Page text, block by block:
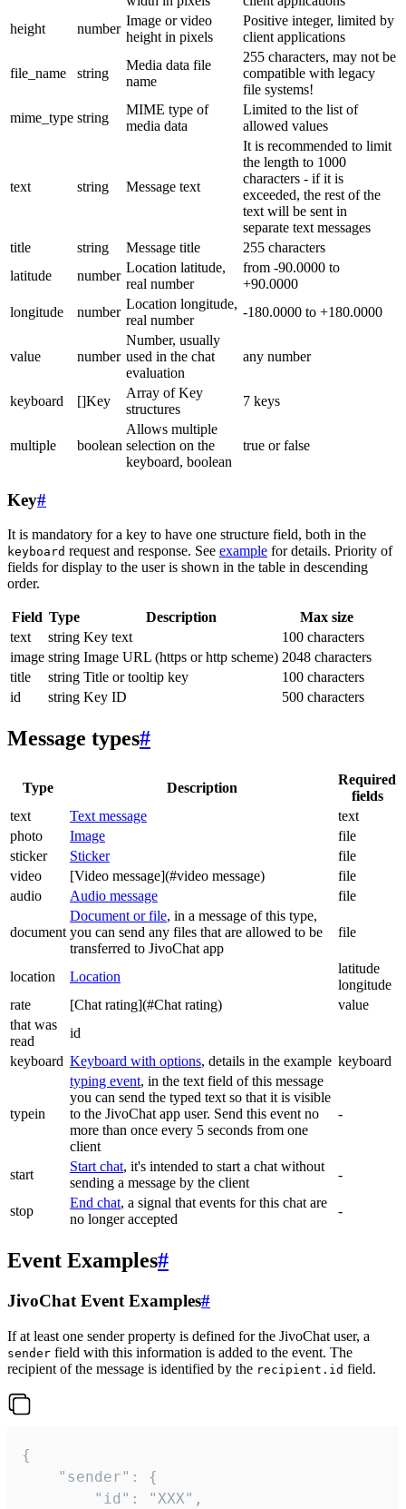
height
number
Image or video
height in pixels
Positive integer, limited by
client applications
file_name string
Media data file
name
255 characters, may not be
compatible with legacy
file systems!
mime_type string
MIME type of
media data
Limited to the list of
allowed values
text string Message text
It is recommended to limit
the length to 1000
characters - if it is
exceeded, the rest of the
text will be sent in
separate text messages
title
string Message title
255 characters
latitude
number
Location latitude,
real number
from -90.0000 to
+90.0000
longitude
number
Location longitude,
real number
-180.0000 to +180.0000
value number
Number, usually
used in the chat
evaluation
any number
keyboard []Key
Array of Key
structures
7 keys
multiple boolean
Allows multiple
selection on the
keyboard, boolean
true or false
Key#
It is mandatory for a key to have one structure field, both in the
keyboard request and response. See example for details. Priority of
fields for display to the user is shown in the table in descending
order.
Field Type Description
Max size
text
string Key text
100 characters
image string Image URL (https or http scheme) 2048 characters
title
string Title or tooltip key
100 characters
id
string Key ID 500 characters
Message types#
Type Description
Required
fields
text
Text message
text
photo
Image
file
sticker
Sticker
file
video
[Video message](#video message)
file
audio
Audio message file
document
Document or file, in a message of this type,
you can send any files that are allowed to be
transferred to JivoChat app
file
location Location
latitude
longitude
rate
[Chat rating](#Chat rating)
value
that was
read
id
keyboard Keyboard with options, details in the example keyboard
typein
typing event, in the text field of this message
you can send the typed text so that it is visible
to the JivoChat app user. Send this event no
more than once every 5 seconds from one
client
-
start
Start chat, it's intended to start a chat without
sending a message by the client
-
stop
End chat, a signal that events for this chat are
no longer accepted
-
Event Examples#
JivoChat Event Examples#
If at least one sender property is defined for the JivoChat user, a
sender field with this information is added to the event. The
recipient of the message is identified by the recipient.id field.
{